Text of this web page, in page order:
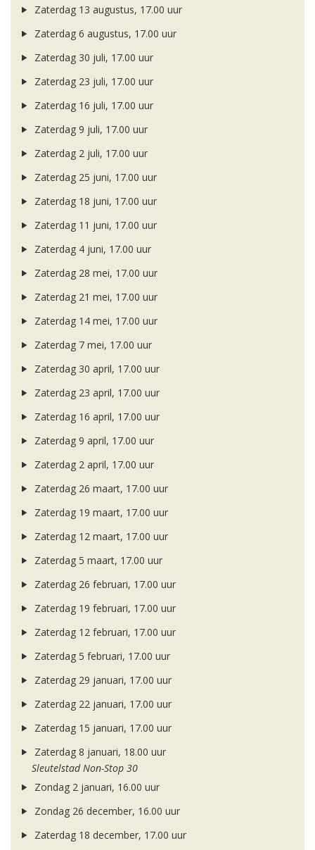
Zaterdag 13 augustus, 17.00 uur
Zaterdag 6 augustus, 17.00 uur
Zaterdag 30 juli, 17.00 uur
Zaterdag 23 juli, 17.00 uur
Zaterdag 16 juli, 17.00 uur
Zaterdag 9 juli, 17.00 uur
Zaterdag 2 juli, 17.00 uur
Zaterdag 25 juni, 17.00 uur
Zaterdag 18 juni, 17.00 uur
Zaterdag 11 juni, 17.00 uur
Zaterdag 4 juni, 17.00 uur
Zaterdag 28 mei, 17.00 uur
Zaterdag 21 mei, 17.00 uur
Zaterdag 14 mei, 17.00 uur
Zaterdag 7 mei, 17.00 uur
Zaterdag 30 april, 17.00 uur
Zaterdag 23 april, 17.00 uur
Zaterdag 16 april, 17.00 uur
Zaterdag 9 april, 17.00 uur
Zaterdag 2 april, 17.00 uur
Zaterdag 26 maart, 17.00 uur
Zaterdag 19 maart, 17.00 uur
Zaterdag 12 maart, 17.00 uur
Zaterdag 5 maart, 17.00 uur
Zaterdag 26 februari, 17.00 uur
Zaterdag 19 februari, 17.00 uur
Zaterdag 12 februari, 17.00 uur
Zaterdag 5 februari, 17.00 uur
Zaterdag 29 januari, 17.00 uur
Zaterdag 22 januari, 17.00 uur
Zaterdag 15 januari, 17.00 uur
Zaterdag 8 januari, 18.00 uur
Sleutelstad Non-Stop 30
Zondag 2 januari, 16.00 uur
Zondag 26 december, 16.00 uur
Zaterdag 18 december, 17.00 uur